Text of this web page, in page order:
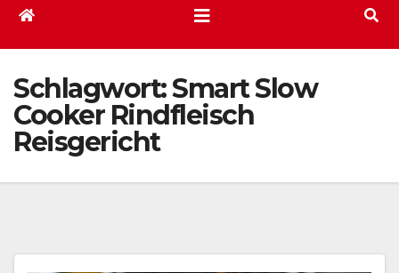
Schlagwort:Smart Slow
Cooker Rindfleisch
Reisgericht